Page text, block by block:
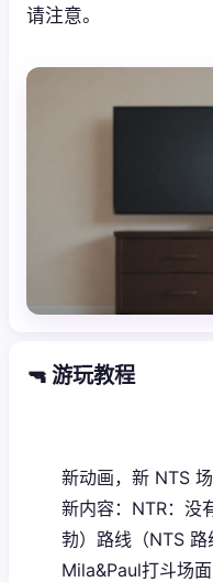
请注意。
🔫 游玩教程
新动画，新 NTS
新内容：NTR：没
勃）路线（NTS
Mila&Paul打斗场